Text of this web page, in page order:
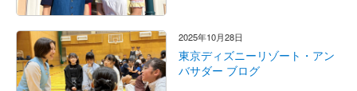
2025年10月28日
東京ディズニーリゾート・アン
バサダー ブログ